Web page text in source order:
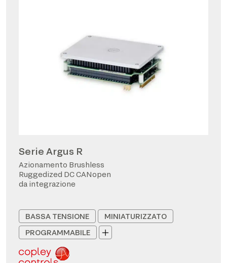
Serie Argus R
Azionamento Brushless
Ruggedized DC CANopen
da integrazione
BASSA TENSIONE
MINIATURIZZATO
PROGRAMMABILE